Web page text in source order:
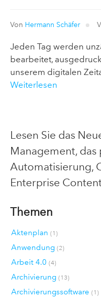
Von Hermann Schäfer
Jeden Tag werden
bearbeitet,
unserem digitalen
Weiterlesen
Lesen Sie das
Management,
Automatisierung,
Enterprise
Themen
Aktenplan (1)
Anwendung (2)
Arbeit 4.0 (4)
Archivierung (13)
Archivierungssoftware (1)